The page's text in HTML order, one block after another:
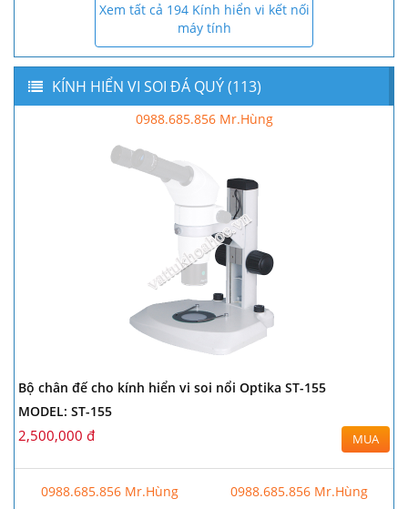
Xem tất cả 194 Kính hiển vi kết nối
máy tính
KÍNH HIỂN VI SOI ĐÁ QUÝ (113)
0988.685.856 Mr.Hùng
Bộ chân đế cho kính hiển vi soi nổi Optika ST-155
MODEL: ST-155
2,500,000 đ MUA
0988.685.856 Mr.Hùng 0988.685.856 Mr.Hùng